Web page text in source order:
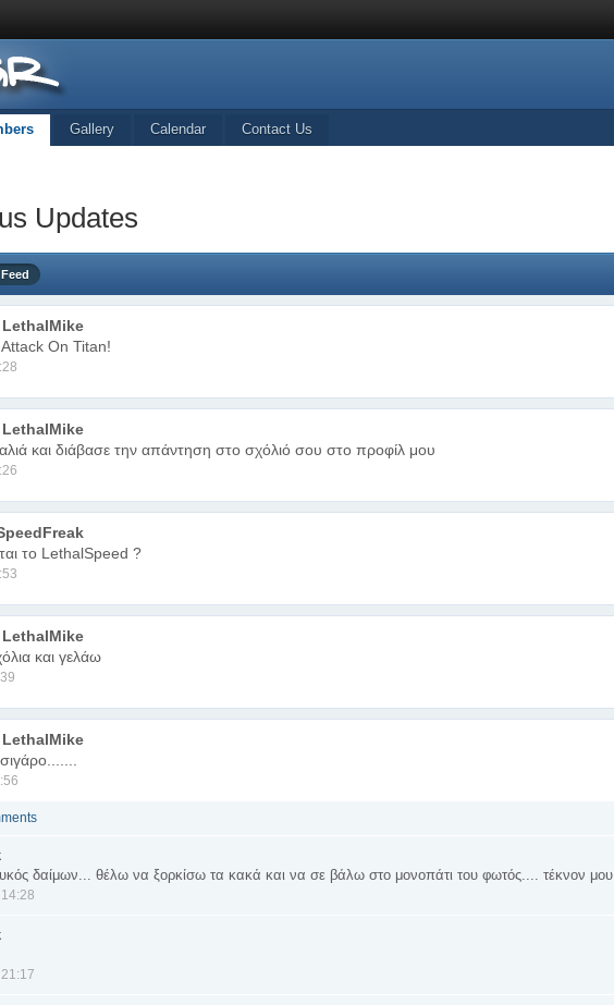
Gallery Calendar Contact Us
Updates
Attack On Titan!
και διάβασε την απάντηση στο σχόλιό σου στο προφίλ μου
το LethalSpeed ?
και γελάω
δαίμων... θέλω να ξορκίσω τα κακά και να σε βάλω στο μονοπάτι του φωτός.... τέκνον μου